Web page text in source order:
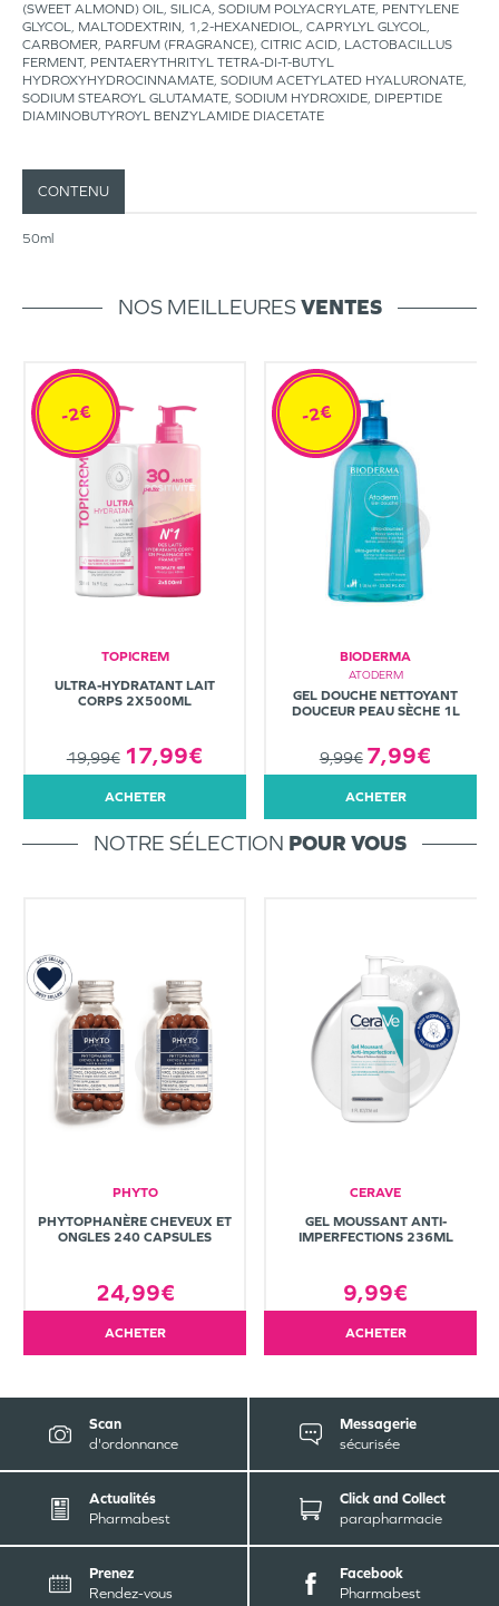
(SWEET ALMOND) OIL, SILICA, SODIUM POLYACRYLATE, PENTYLENE
GLYCOL, MALTODEXTRIN, 1,2-HEXANEDIOL, CAPRYLYL GLYCOL,
CARBOMER, PARFUM (FRAGRANCE), CITRIC ACID, LACTOBACILLUS
FERMENT, PENTAERYTHRITYL TETRA-DI-T-BUTYL
HYDROXYHYDROCINNAMATE, SODIUM ACETYLATED HYALURONATE,
SODIUM STEAROYL GLUTAMATE, SODIUM HYDROXIDE, DIPEPTIDE
DIAMINOBUTYROYL BENZYLAMIDE DIACETATE
CONTENU
50ml
NOS MEILLEURESVENTES
TOPICREM
ULTRA-HYDRATANT LAIT
CORPS 2X500ML
19,99€ 17,99€
-2€
ACHETER
BIODERMA
ATODERM
GEL DOUCHE NETTOYANT
DOUCEUR PEAU SÈCHE 1L
9,99€ 7,99€
-2€
ACHETER
NOTRE SÉLECTION POUR VOUS
PHYTO
PHYTOPHANÈRE CHEVEUX ET
ONGLES 240 CAPSULES
24,99€
ACHETER
CERAVE
GEL MOUSSANT ANTI-
IMPERFECTIONS 236ML
9,99€
ACHETER
Scan
d'ordonnance
Messagerie
sécurisée
Actualités
Pharmabest
Click and Collect
parapharmacie
Prenez
Rendez-vous
Facebook
Pharmabest